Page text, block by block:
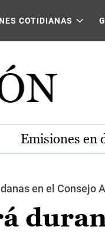
COTIDIANAS
Emisiones en
en el Consejo